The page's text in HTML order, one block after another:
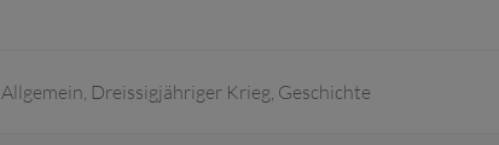
Categories
Allgemein, Dreissigjähriger Krieg, Geschichte